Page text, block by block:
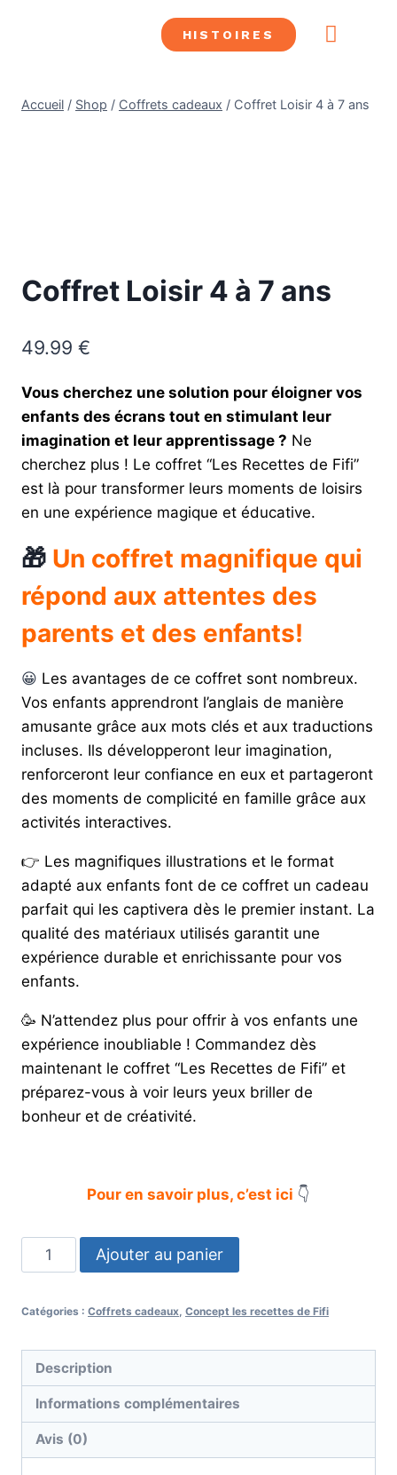
HISTOIRES
Accueil / Shop / Coffrets cadeaux / Coffret Loisir 4 à 7 ans
Coffret Loisir 4 à 7 ans
49.99 €
Vous cherchez une solution pour éloigner vos
enfants des écrans tout en stimulant leur
imagination et leur apprentissage ? Ne
cherchez plus ! Le coffret “Les Recettes de Fifi”
est là pour transformer leurs moments de loisirs
en une expérience magique et éducative.
🎁 Un coffret magnifique qui
répond aux attentes des
parents et des enfants!
😀 Les avantages de ce coffret sont nombreux.
Vos enfants apprendront l’anglais de manière
amusante grâce aux mots clés et aux traductions
incluses. Ils développeront leur imagination,
renforceront leur confiance en eux et partageront
des moments de complicité en famille grâce aux
activités interactives.
👉 Les magnifiques illustrations et le format
adapté aux enfants font de ce coffret un cadeau
parfait qui les captivera dès le premier instant. La
qualité des matériaux utilisés garantit une
expérience durable et enrichissante pour vos
enfants.
🥳 N’attendez plus pour offrir à vos enfants une
expérience inoubliable ! Commandez dès
maintenant le coffret “Les Recettes de Fifi” et
préparez-vous à voir leurs yeux briller de
bonheur et de créativité.
Pour en savoir plus, c’est ici 👇
Ajouter au panier
Catégories : Coffrets cadeaux Concept les recettes de Fifi
Description
Informations complémentaires
Avis (0)